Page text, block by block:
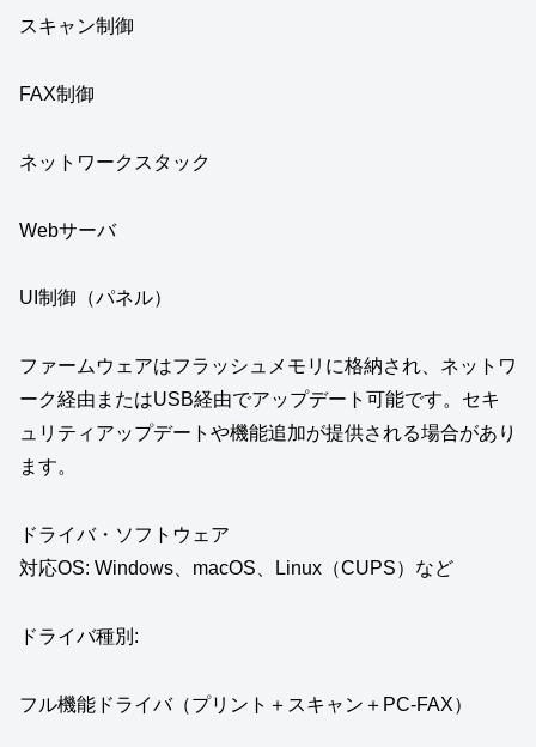
スキャン制御
FAX制御
ネットワークスタック
Webサーバ
UI制御（パネル）
ファームウェアはフラッシュメモリに格納され、ネットワ
ーク経由またはUSB経由でアップデート可能です。セキ
ュリティアップデートや機能追加が提供される場合があり
ます。
ドライバ・ソフトウェア
対応OS: Windows、macOS、Linux（CUPS）など
ドライバ種別:
フル機能ドライバ（プリント＋スキャン＋PC-FAX）